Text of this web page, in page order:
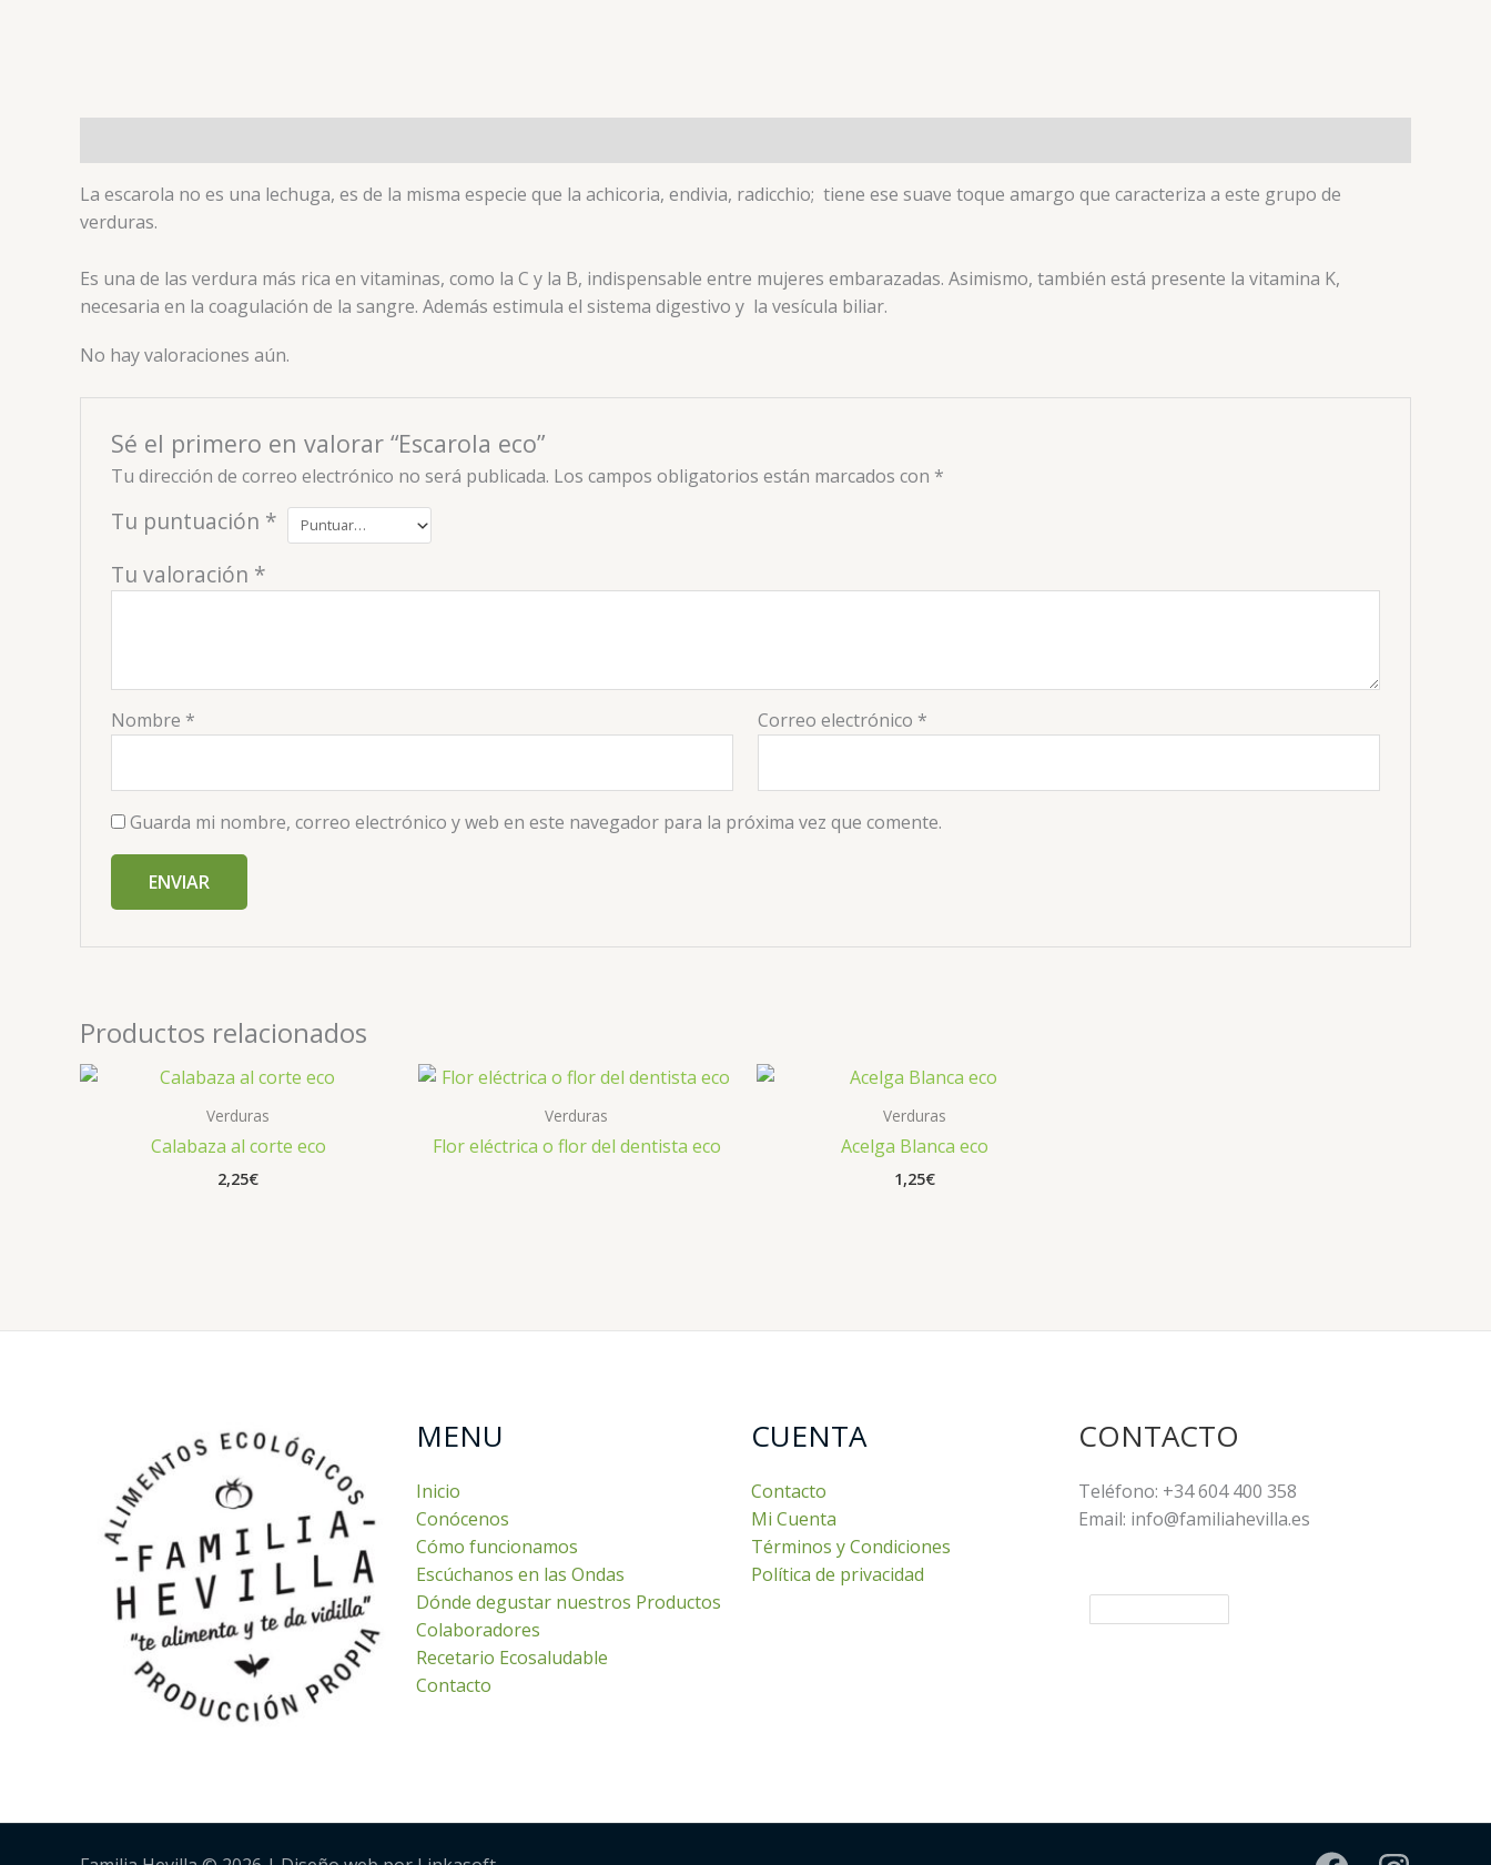
La escarola no es una lechuga, es de la misma especie que la achicoria, endivia, radicchio; tiene ese suave toque amargo que caracteriza a este grupo de
verduras.
Es una de las verdura más rica en vitaminas, como la C y la B, indispensable entre mujeres embarazadas. Asimismo, también está presente la vitamina K,
necesaria en la coagulación de la sangre. Además estimula el sistema digestivo y la vesícula biliar.
No hay valoraciones aún.
Sé el primero en valorar “Escarola eco”
Tu dirección de correo electrónico no será publicada. Los campos obligatorios están marcados con *
Tu puntuación *
Tu valoración *
Nombre * Correo electrónico *
Guarda mi nombre, correo electrónico y web en este navegador para la próxima vez que comente.
Productos relacionados
Verduras
Calabaza al corte eco
2,25€
Verduras
Flor eléctrica o flor del dentista eco
Verduras
Acelga Blanca eco
1,25€
MENU
Inicio
Conócenos
Cómo funcionamos
Escúchanos en las Ondas
Dónde degustar nuestros Productos
Colaboradores
Recetario Ecosaludable
Contacto
CUENTA
Contacto
Mi Cuenta
Términos y Condiciones
Política de privacidad
CONTACTO
Teléfono: +34 604 400 358
Email: info@familiahevilla.es